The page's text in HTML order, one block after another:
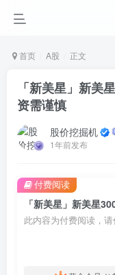
首页 A股 正文
「新美星」新美
资需谨慎
股价挖掘机
1年前发布
「新美星」新美星
此内容为付费阅读，
付费阅读